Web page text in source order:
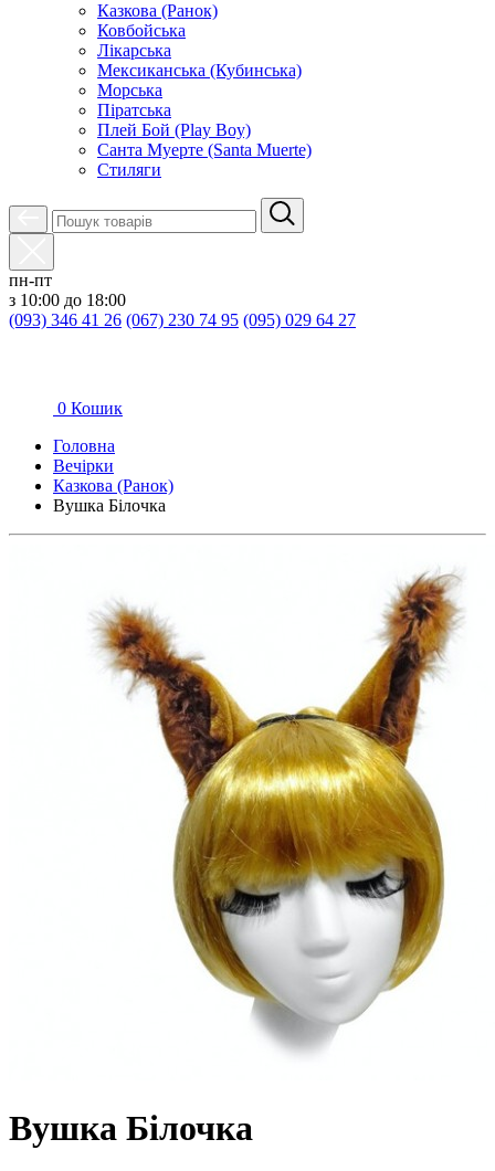
Казкова (Ранок)
Ковбойська
Лікарська
Мексиканська (Кубинська)
Морська
Піратська
Плей Бой (Play Boy)
Санта Муерте (Santa Muerte)
Стиляги
пн-пт
з 10:00 до 18:00
(093) 346 41 26 (067) 230 74 95 (095) 029 64 27
0 Кошик
Головна
Вечірки
Казкова (Ранок)
Вушка Білочка
Вушка Білочка